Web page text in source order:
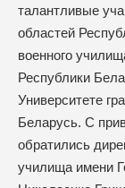
талантливые
областей
военного
Республики
Университете
Беларусь. С
обратились
училища имени